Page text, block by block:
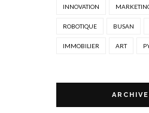
INNOVATION
ROBOTIQUE BUSAN
IMMOBILIER ART